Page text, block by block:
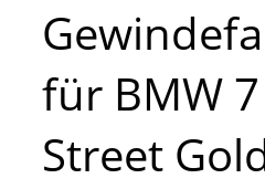
für BMW
Street